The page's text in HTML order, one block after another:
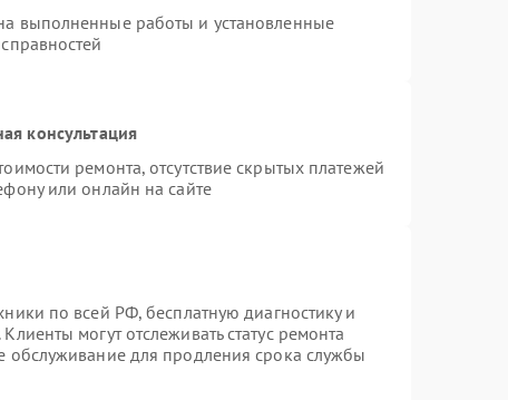
выполненные работы и установленные
консультация
ремонта, отсутствие скрытых платежей
или онлайн на сайте
по всей РФ, бесплатную диагностику и
могут отслеживать статус ремонта
обслуживание для продления срока службы